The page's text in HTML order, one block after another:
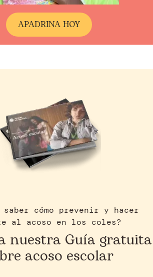
APADRINA HOY
saber cómo prevenir y hacer
al acoso en los coles?
nuestra Guía gratuita
acoso escolar